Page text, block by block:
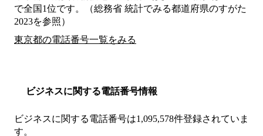
で全国1位です。（総務省 統計でみる都道府県のすがた
2023を参照）
東京都の電話番号一覧をみる
ビジネスに関する電話番号情報
ビジネスに関する電話番号は1,095,578件登録されていま
す。